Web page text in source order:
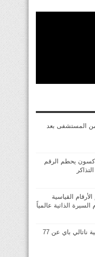
المستشفى بعد
يحطم الرقم
القياسية
السيرة الذاتية عالمياً
وفاة الممثلة الفرنسية ناتالي باي عن 77